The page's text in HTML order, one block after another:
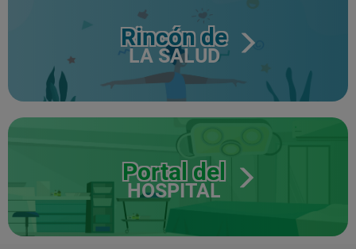
Rincón de
LA SALUD
Portal del
HOSPITAL